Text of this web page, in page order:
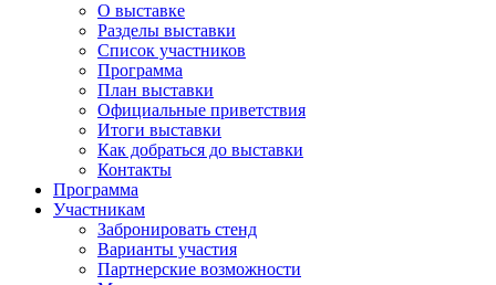
О выставке
Разделы выставки
Список участников
Программа
План выставки
Официальные приветствия
Итоги выставки
Как добраться до выставки
Контакты
Программа
Участникам
Забронировать стенд
Варианты участия
Партнерские возможности